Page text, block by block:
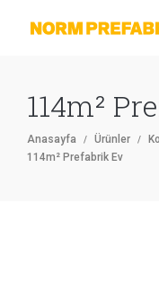
114m²
Anasayfa Ürünler
114m² Prefabrik Ev